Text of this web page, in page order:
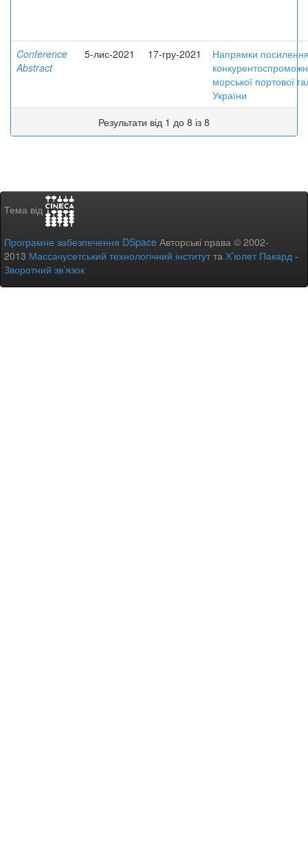
Conference
Abstract
5-лис-2021 17-гру-2021
Напрямки
морської портової
України
Результати від 1 до 8 із 8
Тема від
Програмне забезпечення DSpace Авторські права © 2002-
2013 Массачусетський технологічний інститутта Х’юлет Пакард -
Зворотний зв’язок